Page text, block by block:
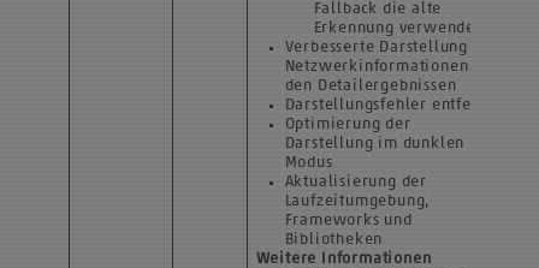
Fallback die alte
Erkennung verwendet.
Verbesserte Darstellung von
Netzwerkinformationen in
den Detailergebnissen
Darstellungsfehler entfernt
Optimierung der
Darstellung im dunklen
Modus
Aktualisierung der
Laufzeitumgebung,
Frameworks und
Bibliotheken
Weitere Informationen